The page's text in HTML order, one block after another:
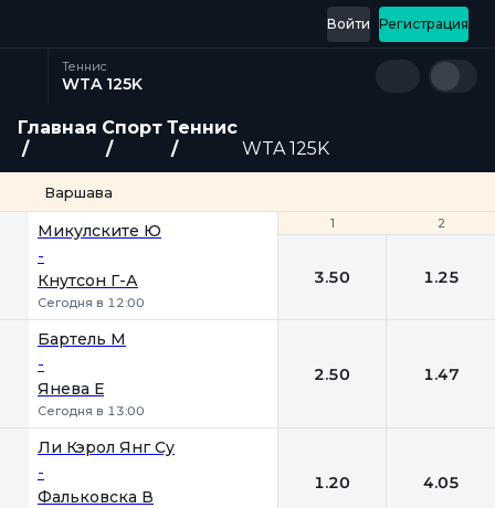
Регистрация
Войти
Теннис
WTA 125K
Главная Спорт Теннис
WTA 125K
Варшава
1 2
Микулските Ю
-
Кнутсон Г-А
Сегодня в 12:00
1 2
3.50 1.25
Бартель М
-
Янева Е
Сегодня в 13:00
2.50 1.47
Ли Кэрол Янг Су
-
Фальковска В
1.20 4.05